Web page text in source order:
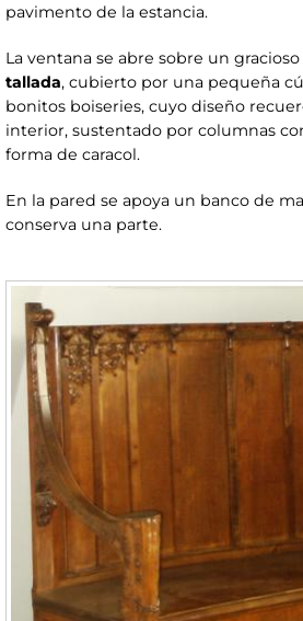
pavimento de la estancia.
La ventana se abre sobre un gracioso
tallada, cubierto por una pequeña
bonitos boiseries, cuyo diseño
interior, sustentado por columnas
forma de caracol.
En la pared se apoya un banco de
conserva una parte.